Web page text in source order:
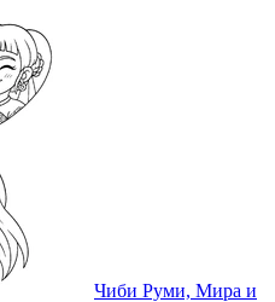
Чиби Руми, Мира и